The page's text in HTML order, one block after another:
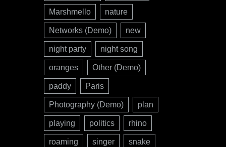
Marshmello nature
Networks (Demo) new
night party night song
oranges Other (Demo)
paddy Paris
Photography (Demo) plan
playing politics rhino
roaming singer snake